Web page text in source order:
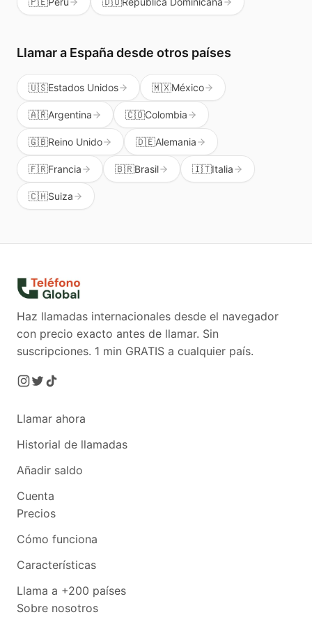
Llamar a Españadesde otros países
🇺🇸Estados Unidos 🇲🇽México
🇦🇷Argentina 🇨🇴Colombia
🇬🇧Reino Unido 🇩🇪Alemania
🇫🇷Francia 🇧🇷Brasil 🇮🇹Italia
🇨🇭Suiza
Haz llamadas internacionales desde el navegador
con precio exacto antes de llamar. Sin
suscripciones. 1 min GRATIS a cualquier país.
Llamar ahora
Historial de llamadas
Añadir saldo
Cuenta
Precios
Cómo funciona
Características
Llama a +200 países
Sobre nosotros